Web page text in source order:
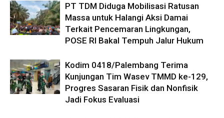
PT TDM Diduga Mobilisasi Ratusan
Massa untuk Halangi Aksi Damai
Terkait Pencemaran Lingkungan,
POSE RI Bakal Tempuh Jalur Hukum
Kodim 0418/Palembang Terima
Kunjungan Tim Wasev TMMD ke-129,
Progres Sasaran Fisik dan Nonfisik
Jadi Fokus Evaluasi